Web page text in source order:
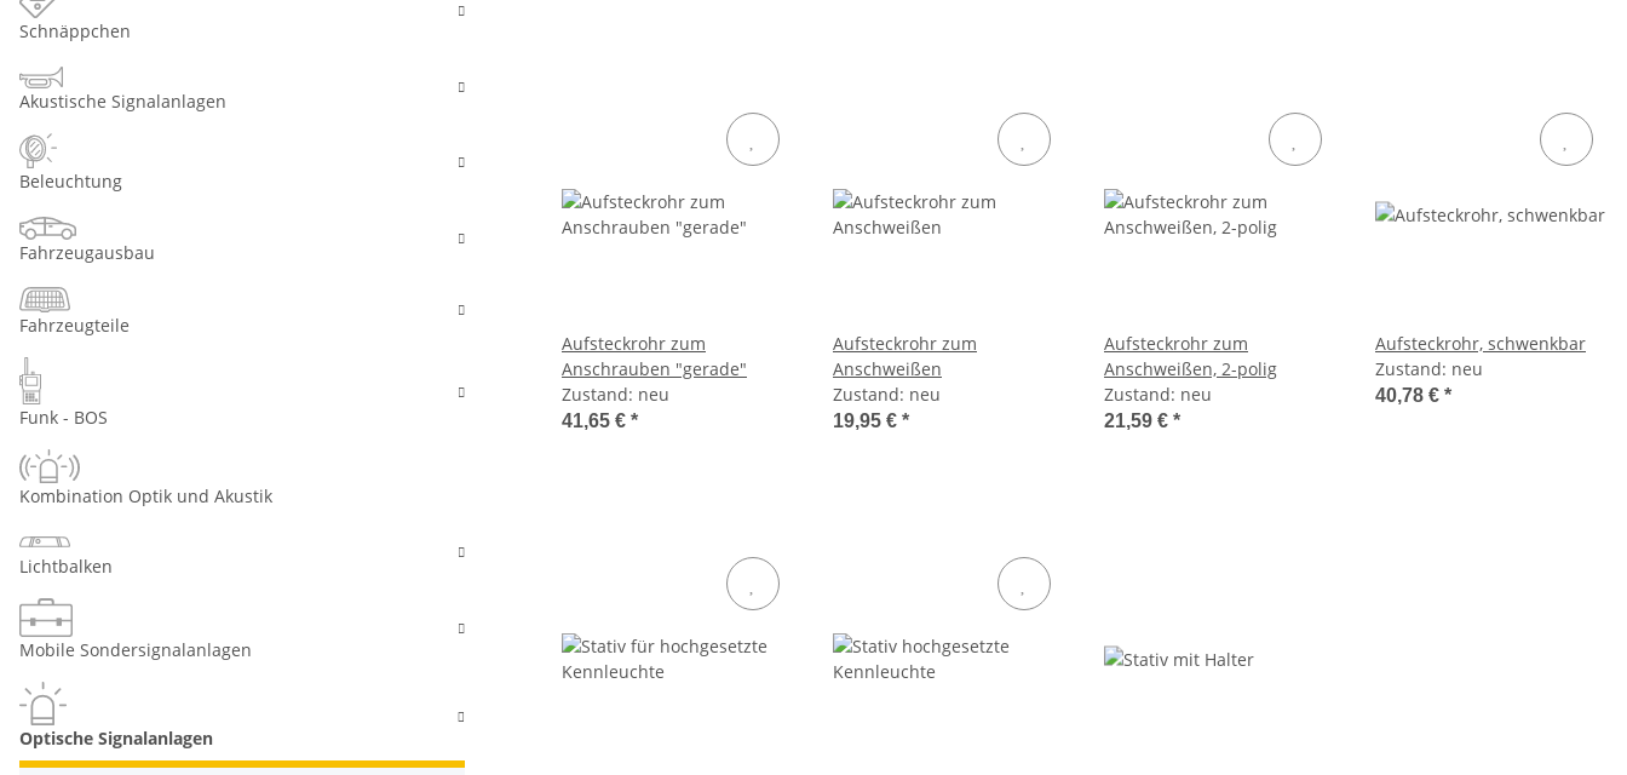
Aufsteckrohr zum
Anschrauben "gerade"
Zustand: neu
41,65 € *
Aufsteckrohr zum
Anschweißen
Zustand: neu
19,95 € *
Aufsteckrohr zum
Anschweißen, 2-polig
Zustand: neu
21,59 € *
Aufsteckrohr, schwenkbar
Zustand: neu
40,78 € *
Schnäppchen
Akustische Signalanlagen
Beleuchtung
Fahrzeugausbau
Fahrzeugteile
Funk - BOS
Kombination Optik und Akustik
Lichtbalken
Mobile Sondersignalanlagen
Optische Signalanlagen